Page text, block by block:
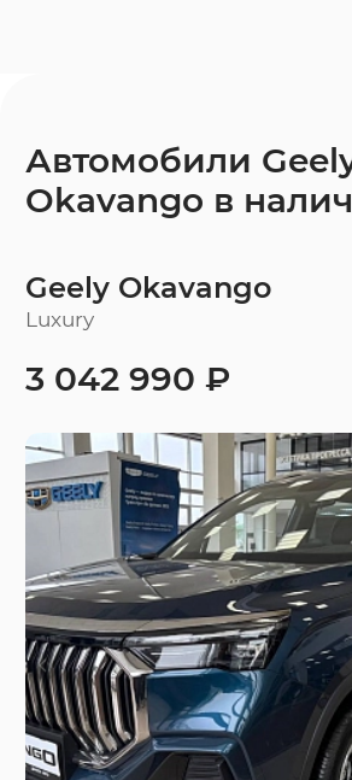
Автомобили
Okavango в
Geely Okavango
Luxury
3 042 990 ₽